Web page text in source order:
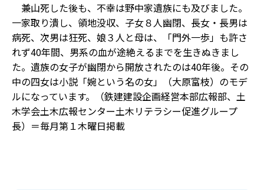
兼山死した後も、不幸は野中家遺族にも及びました。
一家取り潰し、領地没収、子女８人幽閉、長女・長男は
病死、次男は狂死、娘３人と母は、「門外一歩」も許さ
れず40年間、男系の血が途絶えるまでを生きぬきまし
た。遺族の女子が幽閉から開放されたのは40年後。その
中の四女は小説「婉という名の女」（大原富枝）のモデ
ルになっています。（鉄建建設企画経営本部広報部、土
木学会土木広報センター土木リテラシー促進グループ
長）＝毎月第１木曜日掲載